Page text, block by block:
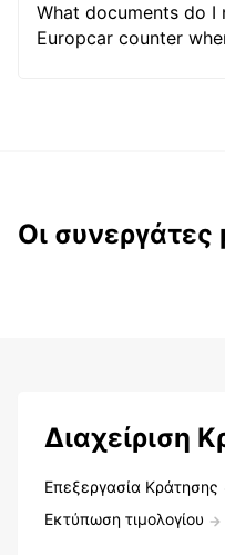
What documents do
Europcar counter
Οι συνεργάτες
Διαχείριση
Επεξεργασία Κράτησης
Εκτύπωση τιμολογίου